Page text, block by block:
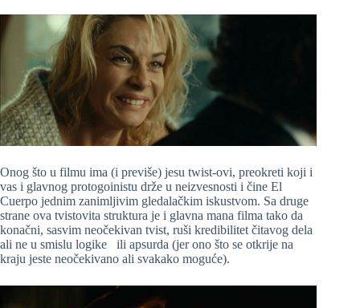
Onog što u filmu ima (i previše) jesu twist-ovi, preokreti koji i
vas i glavnog protogoinistu drže u neizvesnosti i čine El
Cuerpo jednim zanimljivim gledalačkim iskustvom. Sa druge
strane ova tvistovita struktura je i glavna mana filma tako da
konačni, sasvim neočekivan tvist, ruši kredibilitet čitavog dela
ali ne u smislu logike ili apsurda (jer ono što se otkrije na
kraju jeste neočekivano ali svakako moguće).